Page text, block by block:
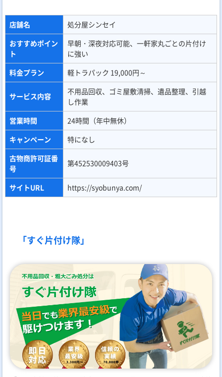
店舗名
処分屋シンセイ
おすすめポイン
ト
早朝・深夜対応可能、一軒家丸ごとの片付け
に強い
料金プラン
軽トラパック 19,000円～
サービス内容
不用品回収、ゴミ屋敷清掃、遺品整理、引越
し作業
営業時間
24時間（年中無休）
キャンペーン
特になし
古物商許可証番
号
第452530009403号
サイトURL https://syobunya.com/
「すぐ片付け隊」